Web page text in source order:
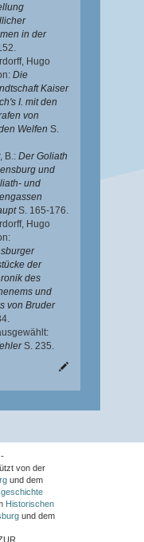
in der
Hugo
: Die
Kaiser
I. mit den
von
Welfen S.
B.: Der Goliath
und
und
S. 165-176.
Hugo
:
der
des
und
von Bruder
S. 235.
von der
und dem
Historischen
und dem